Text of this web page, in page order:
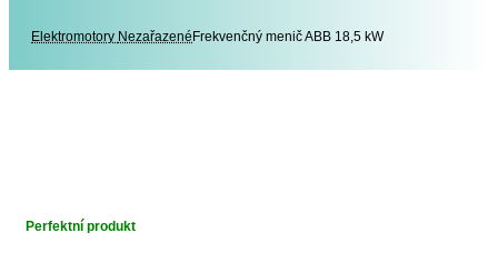
Elektromotory Elektromotory
Nezařazené Frekvenčný menič ABB 18,5 kW
Perfektní produkt